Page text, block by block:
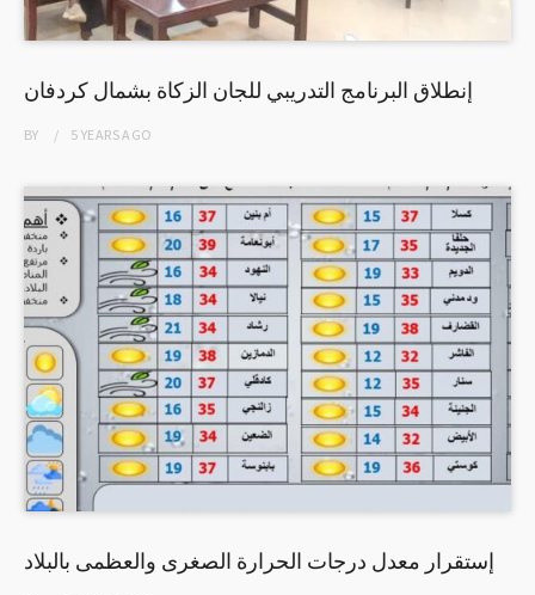
إنطلاق البرنامج التدريبي للجان الزكاة بشمال كردفان
BY 5 YEARSAGO
إستقرار معدل درجات الحرارة الصغرى والعظمى بالبلاد